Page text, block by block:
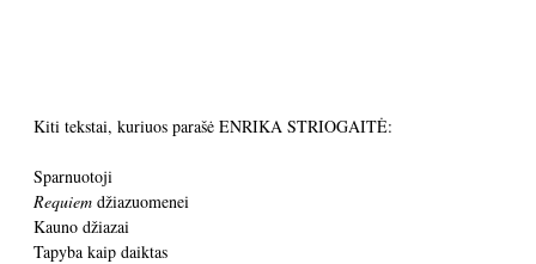
Kiti tekstai, kuriuos parašė ENRIKA STRIOGAITĖ:
Sparnuotoji
Requiem džiazuomenei
Kauno džiazai
Tapyba kaip daiktas